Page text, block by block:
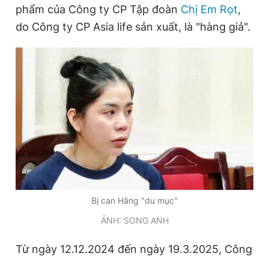
phẩm của Công ty CP Tập đoàn Chị Em Rọt,
do Công ty CP Asia life sản xuất, là "hàng giả".
Bị can Hằng "du mục"
ẢNH: SONG ANH
Từ ngày 12.12.2024 đến ngày 19.3.2025, Công